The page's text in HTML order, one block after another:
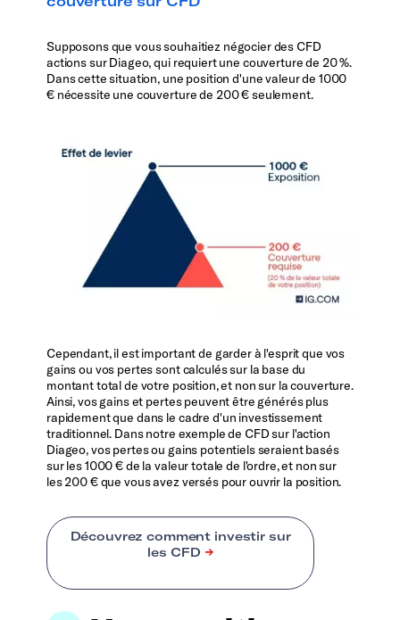
Supposons que vous souhaitiez négocier des CFD
actions sur Diageo, qui requiert une couverture de 20 %.
Dans cette situation, une position d'une valeur de 1000
€ nécessite une couverture de 200 € seulement.
Cependant, il est important de garder à l'esprit que vos
gains ou vos pertes sont calculés sur la base du
montant total de votre position, et non sur la couverture.
Ainsi, vos gains et pertes peuvent être générés plus
rapidement que dans le cadre d'un investissement
traditionnel. Dans notre exemple de CFD sur l'action
Diageo, vos pertes ou gains potentiels seraient basés
sur les 1000 € de la valeur totale de l'ordre, et non sur
les 200 € que vous avez versés pour ouvrir la position.